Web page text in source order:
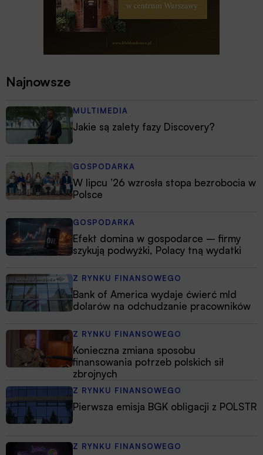
Najnowsze
MULTIMEDIA
Jakie są zalety fazy Discovery?
GOSPODARKA
W lipcu ’26 wzrosła stopa bezrobocia w
Polsce
GOSPODARKA
Efekt domina w gospodarce – firmy
szykują podwyżki, Polacy tną wydatki
Z RYNKU FINANSOWEGO
Bank of America wydaje ćwierć mld
dolarów na odchudzanie pracowników
Z RYNKU FINANSOWEGO
Konieczna zmiana sposobu
finansowania potrzeb polskich sił
zbrojnych
Z RYNKU FINANSOWEGO
Pierwsza emisja BGK obligacji z POLSTR
Z RYNKU FINANSOWEGO